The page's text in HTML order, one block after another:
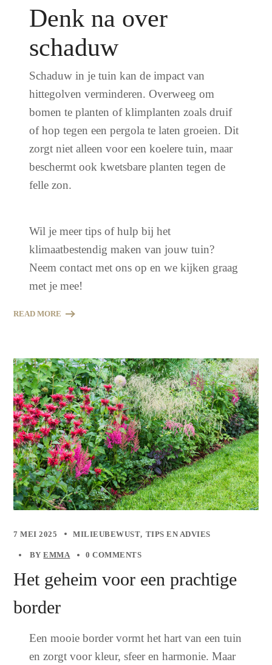
Denk na over
schaduw
Schaduw in je tuin kan de impact van
hittegolven verminderen. Overweeg om
bomen te planten of klimplanten zoals druif
of hop tegen een pergola te laten groeien. Dit
zorgt niet alleen voor een koelere tuin, maar
beschermt ook kwetsbare planten tegen de
felle zon.
Wil je meer tips of hulp bij het
klimaatbestendig maken van jouw tuin?
Neem contact met ons op en we kijken graag
met je mee!
READ MORE
7 MEI 2025 MILIEUBEWUST TIPS EN ADVIES
BYEMMA 0 COMMENTS
Het geheim voor een prachtige
border
Een mooie border vormt het hart van een tuin
en zorgt voor kleur, sfeer en harmonie. Maar